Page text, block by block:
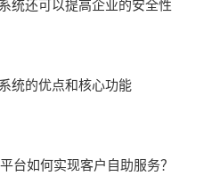
统还可以提高企业的安全性
统的优点和核心功能
台如何实现客户自助服务？